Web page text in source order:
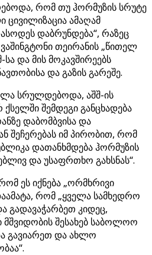
რომ თუ ჰორმუზის სრუტე
ცივილიზაცია ამაღამ
დაბრუნდება“, რაზეც
თეირანის „წითელ
სა და მის მოკავშირეებს
და გაზის გარეშე.
სრულდებოდა, აშშ-ის
შემდეგი განცხადება
დაბომბვისა და
შეჩერებას იმ პირობით, რომ
დათანხმდება ჰორმუზის
და უსაფრთხო გახსნას“.
ეს იქნება „ორმხრივი
რომ „ყველა სამხედრო
გადავაჭარბეთ კიდეც,
შესახებ საბოლოო
გავიარეთ და ახლო